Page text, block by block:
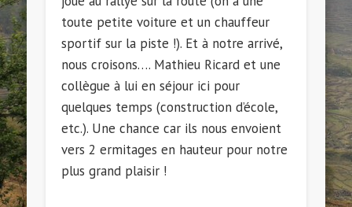
toute petite voiture et un chauffeur
sportif sur la piste !). Et à notre arrivé,
nous croisons…. Mathieu Ricard et une
collègue à lui en séjour ici pour
quelques temps (construction d’école,
etc.). Une chance car ils nous envoient
vers 2 ermitages en hauteur pour notre
plus grand plaisir !